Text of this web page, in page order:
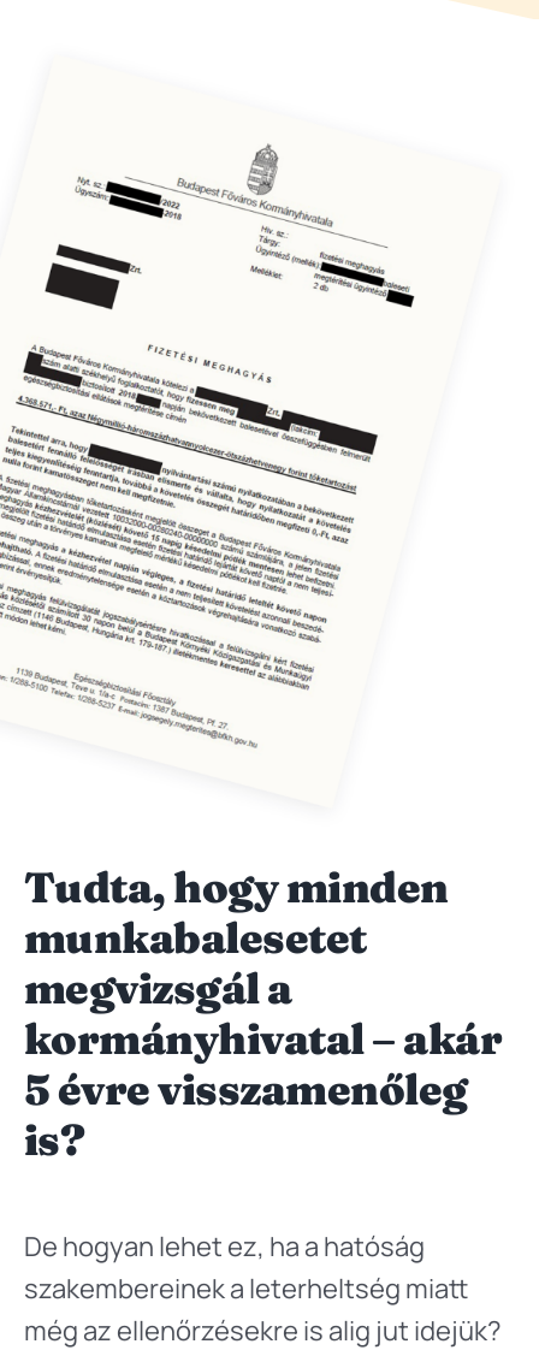
Tudta, hogy minden
munkabalesetet
megvizsgál a
kormányhivatal – akár
5 évre visszamenőleg
is?
De hogyan lehet ez, ha a hatóság
szakembereinek a leterheltség miatt
még az ellenőrzésekre is alig jut idejük?